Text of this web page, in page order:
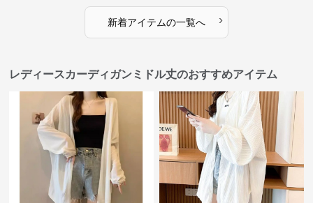
新着アイテムの一覧へ ›
レディースカーディガンミドル丈のおすすめアイテム